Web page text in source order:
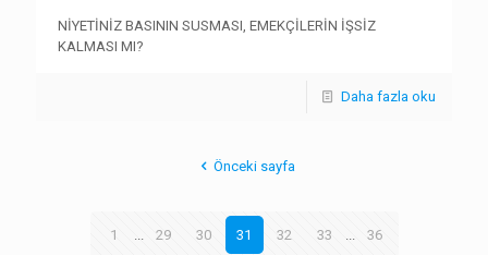
NİYETİNİZ BASININ SUSMASI, EMEKÇİLERİN İŞSİZ
KALMASI MI?
Daha fazla oku
Önceki sayfa
1 29 30 31 32 33 36